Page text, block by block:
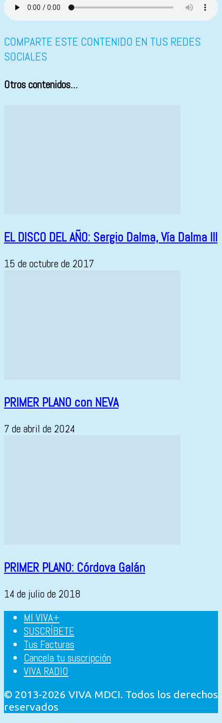
COMPARTE ESTE CONTENIDO EN TUS REDES
SOCIALES
Otros contenidos...
EL DISCO DEL AÑO: Sergio Dalma, Vía Dalma III
15 de octubre de 2017
PRIMER PLANO con NEVA
7 de abril de 2024
PRIMER PLANO: Córdova Galán
14 de julio de 2018
MI VIVA+
SUSCRÍBETE
Tus Facturas
Cancela tu suscripción
VIVA RADIO
© 2013-2026 VIVA MDCI. Todos los derechos
reservados